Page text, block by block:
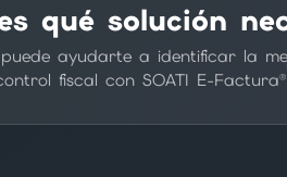
qué solución
ayudarte a identificar la
fiscal con SOATI E-